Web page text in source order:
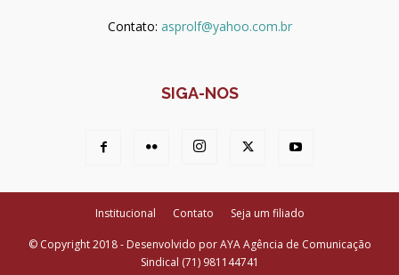
Contato: asprolf@yahoo.com.br
SIGA-NOS
Institucional Contato Seja um filiado
© Copyright 2018 - Desenvolvido por AYA Agência de Comunicação
Sindical (71) 981144741